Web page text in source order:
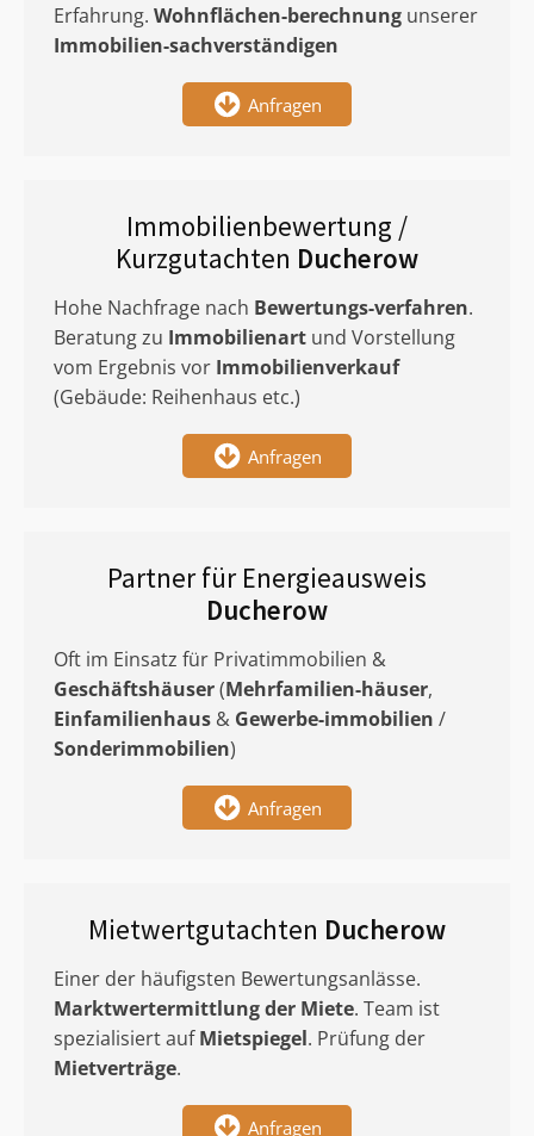
Erfahrung. Wohnflächen-berechnung unserer
Immobilien-sachverständigen
Anfragen
Immobilienbewertung /
Kurzgutachten Ducherow
Hohe Nachfrage nach Bewertungs-verfahren.
Beratung zu Immobilienart und Vorstellung
vom Ergebnis vor Immobilienverkauf
(Gebäude: Reihenhaus etc.)
Anfragen
Partner für Energieausweis
Ducherow
Oft im Einsatz für Privatimmobilien &
Geschäftshäuser(Mehrfamilien-häuser,
Einfamilienhaus & Gewerbe-immobilien /
Sonderimmobilien)
Anfragen
Mietwertgutachten Ducherow
Einer der häufigsten Bewertungsanlässe.
Marktwertermittlungder Miete. Team ist
spezialisiert aufMietspiegel. Prüfung der
Mietverträge.
Anfragen